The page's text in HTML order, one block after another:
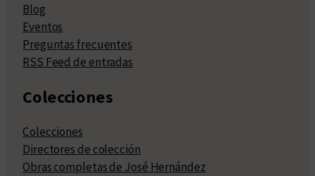
Blog
Eventos
Preguntas frecuentes
RSS Feed de entradas
Colecciones
Colecciones
Directores de colección
Obras completas de José Hernández